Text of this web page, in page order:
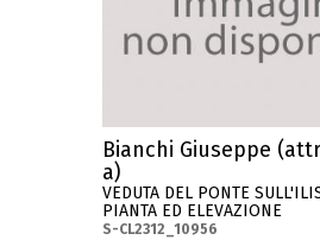
Bianchi Giuseppe
a)
VEDUTA DEL PONTE
PIANTA ED ELEVAZIONE
S-CL2312_10956